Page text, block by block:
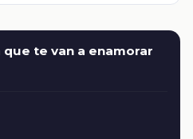
te van a enamorar